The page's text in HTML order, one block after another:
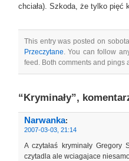
chciała). Szkoda, że tylko pięć
This entry was posted on
Przeczytane. You can follow
feed. Both comments and pings
“Kryminały”,
Narwanka:
2007-03-03, 21:14
A czytałaś kryminały
czytadla ale wciagajace